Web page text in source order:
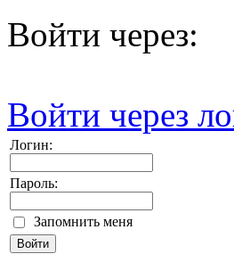
Войти через:
Войти через
Логин:
Пароль:
Запомнить меня